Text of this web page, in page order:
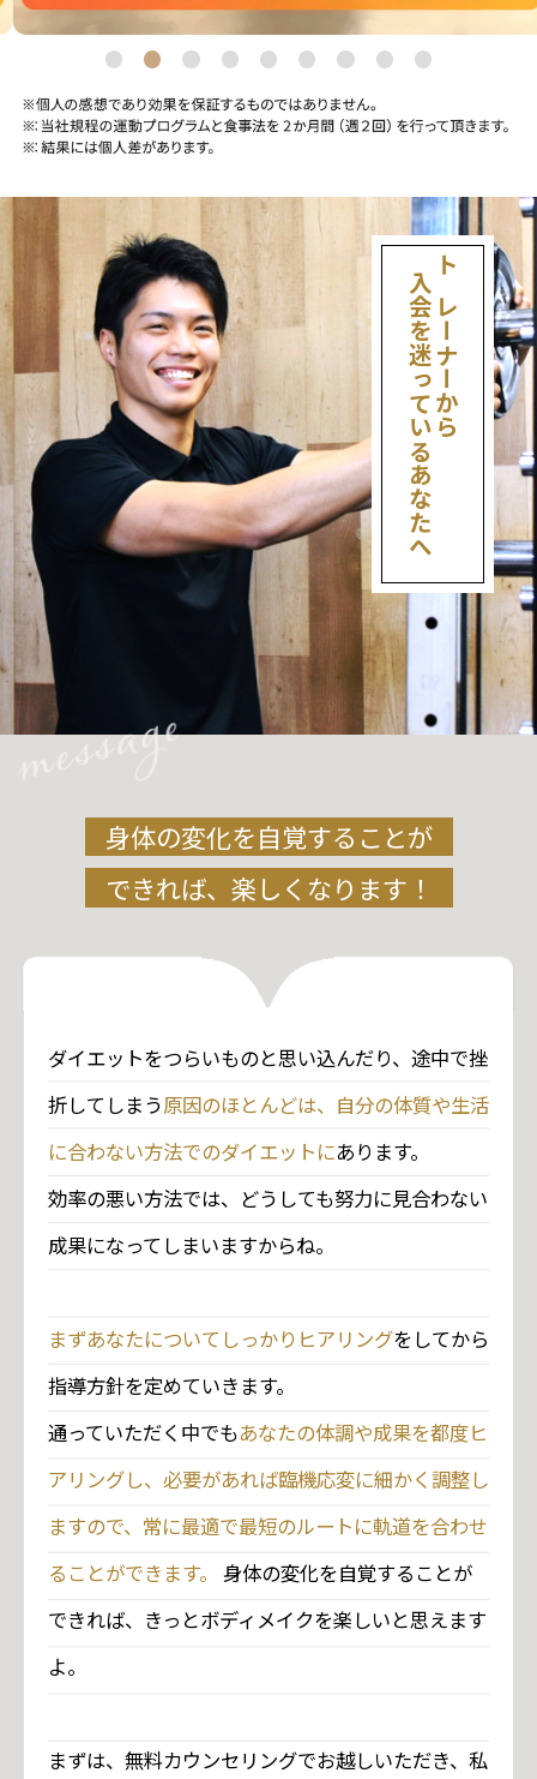
トレーナーから
入会を迷っているあなたへ
身体の変化を自覚することが
できれば、楽しくなります！
ダイエットをつらいものと思い込んだり、途中で挫
折してしまう原因のほとんどは、自分の体質や生活
に合わない方法でのダイエットにあります。
効率の悪い方法では、どうしても努力に見合わない
成果になってしまいますからね。
まずあなたについてしっかりヒアリングをしてから
指導方針を定めていきます。
通っていただく中でもあなたの体調や成果を都度ヒ
アリングし、必要があれば臨機応変に細かく調整し
ますので、常に最適で最短のルートに軌道を合わせ
ることができます。
身体の変化を自覚することが
できれば、きっとボディメイクを楽しいと思えます
よ。
まずは、無料カウンセリングでお越しいただき、私